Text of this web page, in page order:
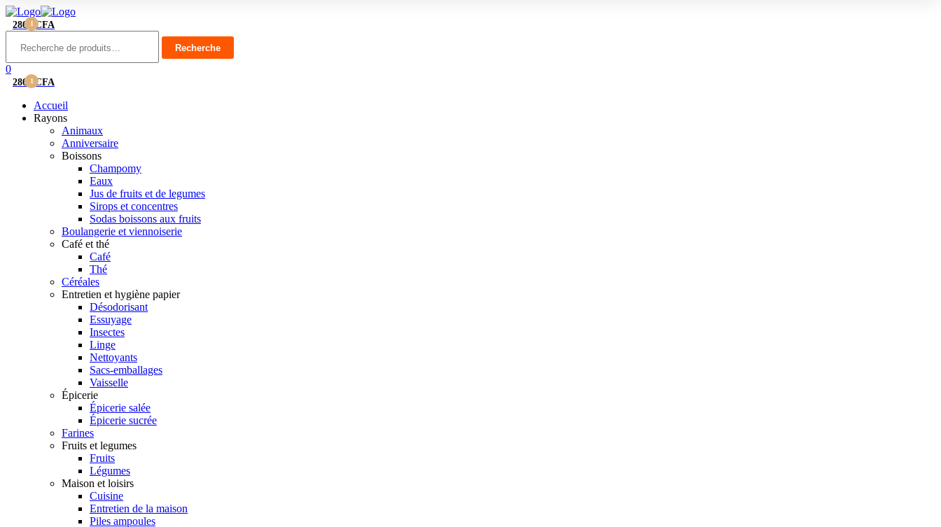
1
2800 CFA
pour :
Recherche
0
1
2800 CFA
Accueil
Rayons
Animaux
Anniversaire
Boissons
Champomy
Eaux
Jus de fruits et de legumes
Sirops et concentres
Sodas boissons aux fruits
Boulangerie et viennoiserie
Café et thé
Café
Thé
Céréales
Entretien et hygiène papier
Désodorisant
Essuyage
Insectes
Linge
Nettoyants
Sacs-emballages
Vaisselle
Épicerie
Épicerie salée
Épicerie sucrée
Farines
Fruits et legumes
Fruits
Légumes
Maison et loisirs
Cuisine
Entretien de la maison
Piles ampoules